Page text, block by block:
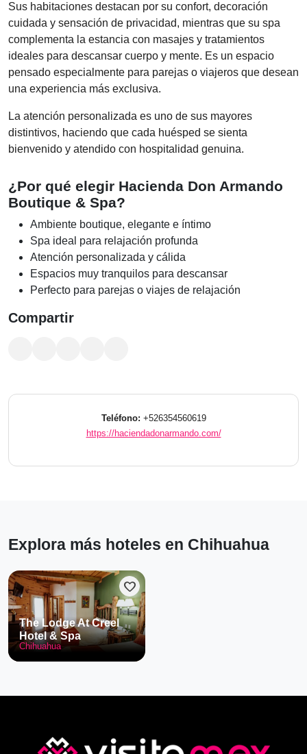
Sus habitaciones destacan por su confort, decoración
cuidada y sensación de privacidad, mientras que su spa
complementa la estancia con masajes y tratamientos
ideales para descansar cuerpo y mente. Es un espacio
pensado especialmente para parejas o viajeros que desean
una experiencia más exclusiva.
La atención personalizada es uno de sus mayores
distintivos, haciendo que cada huésped se sienta
bienvenido y atendido con hospitalidad genuina.
¿Por qué elegir Hacienda Don Armando
Boutique & Spa?
Ambiente boutique, elegante e íntimo
Spa ideal para relajación profunda
Atención personalizada y cálida
Espacios muy tranquilos para descansar
Perfecto para parejas o viajes de relajación
Compartir
Teléfono: +526354560619
https://haciendadonarmando.com/
Explora más hoteles en Chihuahua
favorite
The Lodge At Creel
Hotel & Spa
Chihuahua